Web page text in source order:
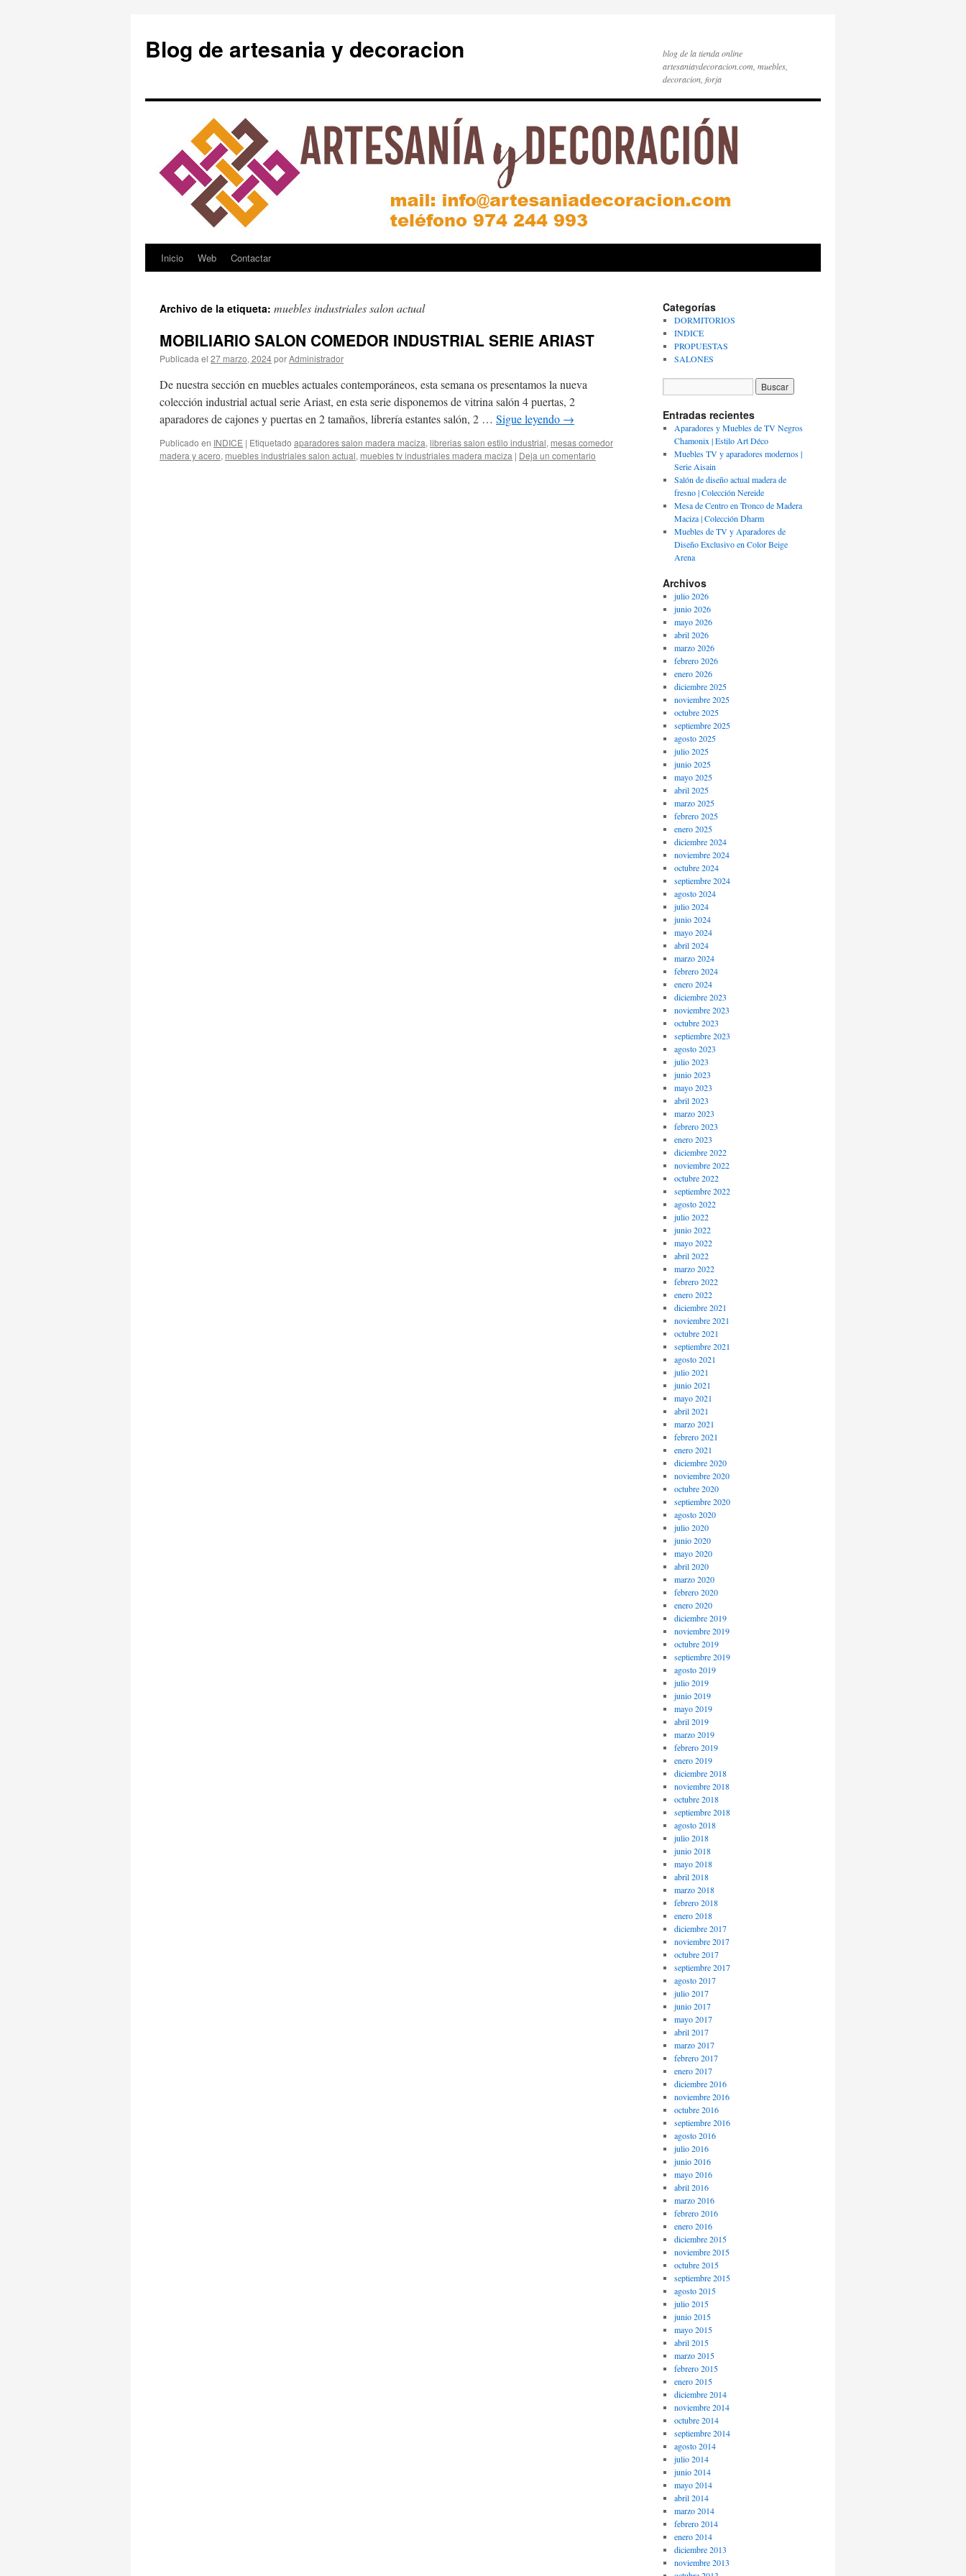
Blog de artesania y decoracion
blog de la tienda online
artesaniaydecoracion.com, muebles,
decoracion, forja
Saltar
contenido
Inicio Web Contactar
Archivo de la etiqueta: muebles industriales salon actual
MOBILIARIO SALON COMEDOR INDUSTRIAL SERIE ARIAST
Publicada el 27 marzo, 2024porAdministrador
De nuestra sección en muebles actuales contemporáneos, esta semana os presentamos la nueva
colección industrial actual serie Ariast, en esta serie disponemos de vitrina salón 4 puertas, 2
aparadores de cajones y puertas en 2 tamaños, librería estantes salón, 2 … Sigue leyendo →
Publicado en INDICE | Etiquetado aparadores salon madera maciza, librerias salon estilo industrial, mesas comedor
madera y acero, muebles industriales salon actual, muebles tv industriales madera maciza | Deja un comentario
Categorías
DORMITORIOS
INDICE
PROPUESTAS
SALONES
Entradas recientes
Aparadores y Muebles de TV Negros
Chamonix | Estilo Art Déco
Muebles TV y aparadores modernos |
Serie Aisain
Salón de diseño actual madera de
fresno | Colección Nereide
Mesa de Centro en Tronco de Madera
Maciza | Colección Dharm
Muebles de TV y Aparadores de
Diseño Exclusivo en Color Beige
Arena
Archivos
julio 2026
junio 2026
mayo 2026
abril 2026
marzo 2026
febrero 2026
enero 2026
diciembre 2025
noviembre 2025
octubre 2025
septiembre 2025
agosto 2025
julio 2025
junio 2025
mayo 2025
abril 2025
marzo 2025
febrero 2025
enero 2025
diciembre 2024
noviembre 2024
octubre 2024
septiembre 2024
agosto 2024
julio 2024
junio 2024
mayo 2024
abril 2024
marzo 2024
febrero 2024
enero 2024
diciembre 2023
noviembre 2023
octubre 2023
septiembre 2023
agosto 2023
julio 2023
junio 2023
mayo 2023
abril 2023
marzo 2023
febrero 2023
enero 2023
diciembre 2022
noviembre 2022
octubre 2022
septiembre 2022
agosto 2022
julio 2022
junio 2022
mayo 2022
abril 2022
marzo 2022
febrero 2022
enero 2022
diciembre 2021
noviembre 2021
octubre 2021
septiembre 2021
agosto 2021
julio 2021
junio 2021
mayo 2021
abril 2021
marzo 2021
febrero 2021
enero 2021
diciembre 2020
noviembre 2020
octubre 2020
septiembre 2020
agosto 2020
julio 2020
junio 2020
mayo 2020
abril 2020
marzo 2020
febrero 2020
enero 2020
diciembre 2019
noviembre 2019
octubre 2019
septiembre 2019
agosto 2019
julio 2019
junio 2019
mayo 2019
abril 2019
marzo 2019
febrero 2019
enero 2019
diciembre 2018
noviembre 2018
octubre 2018
septiembre 2018
agosto 2018
julio 2018
junio 2018
mayo 2018
abril 2018
marzo 2018
febrero 2018
enero 2018
diciembre 2017
noviembre 2017
octubre 2017
septiembre 2017
agosto 2017
julio 2017
junio 2017
mayo 2017
abril 2017
marzo 2017
febrero 2017
enero 2017
diciembre 2016
noviembre 2016
octubre 2016
septiembre 2016
agosto 2016
julio 2016
junio 2016
mayo 2016
abril 2016
marzo 2016
febrero 2016
enero 2016
diciembre 2015
noviembre 2015
octubre 2015
septiembre 2015
agosto 2015
julio 2015
junio 2015
mayo 2015
abril 2015
marzo 2015
febrero 2015
enero 2015
diciembre 2014
noviembre 2014
octubre 2014
septiembre 2014
agosto 2014
julio 2014
junio 2014
mayo 2014
abril 2014
marzo 2014
febrero 2014
enero 2014
diciembre 2013
noviembre 2013